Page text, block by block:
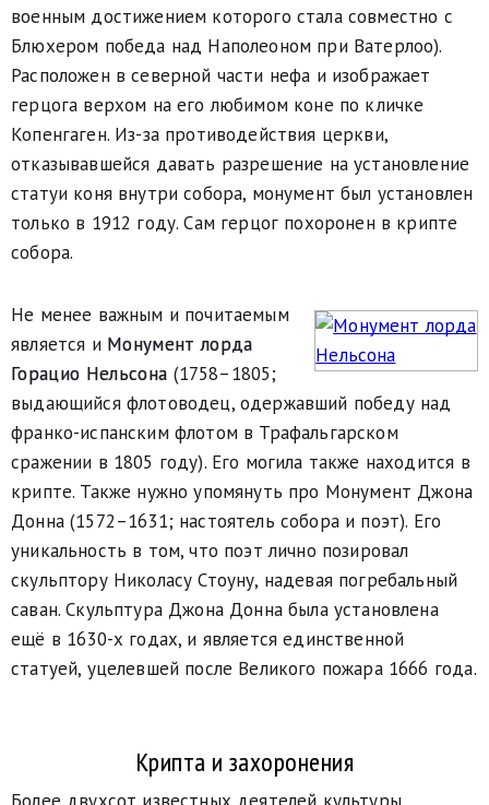
военным достижением которого стала совместно с
Блюхером победа над Наполеоном при Ватерлоо).
Расположен в северной части нефа и изображает
герцога верхом на его любимом коне по кличке
Копенгаген. Из-за противодействия церкви,
отказывавшейся давать разрешение на установление
статуи коня внутри собора, монумент был установлен
только в 1912 году. Сам герцог похоронен в крипте
собора.
Не менее важным и почитаемым
является и Монумент лорда
Горацио Нельсона (1758–1805;
выдающийся флотоводец, одержавший победу над
франко-испанским флотом в Трафальгарском
сражении в 1805 году). Его могила также находится в
крипте. Также нужно упомянуть про Монумент Джона
Донна (1572–1631; настоятель собора и поэт). Его
уникальность в том, что поэт лично позировал
скульптору Николасу Стоуну, надевая погребальный
саван. Скульптура Джона Донна была установлена
ещё в 1630-х годах, и является единственной
статуей, уцелевшей после Великого пожара 1666 года.
Крипта и захоронения
Более двухсот известных деятелей культуры,